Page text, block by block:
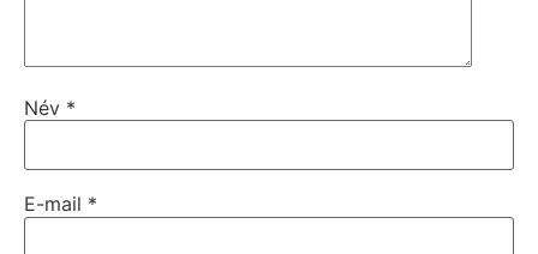
Név *
E-mail *